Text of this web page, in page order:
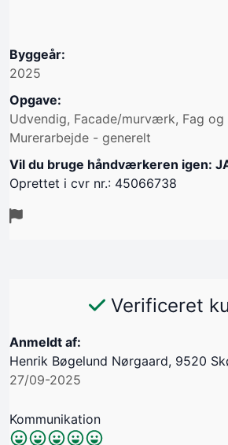
Byggeår:
2025
Opgave:
Udvendig, Facade/murværk, Fag
Murerarbejde - generelt
Vil du bruge håndværkeren igen:
Oprettet i cvr nr.: 45066738
Verificeret
Anmeldt af:
Henrik Bøgelund Nørgaard, 9520
27/09-2025
Kommunikation